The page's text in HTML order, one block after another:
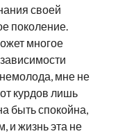
своей
поколение.
многое
мне не
курдов лишь
быть спокойна,
и жизнь эта не